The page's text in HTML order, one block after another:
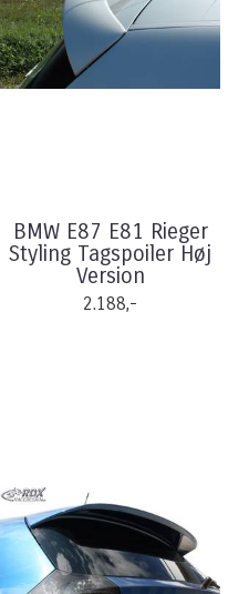
BMW E87 E81 Rieger
Styling Tagspoiler Høj
Version
2.188,-